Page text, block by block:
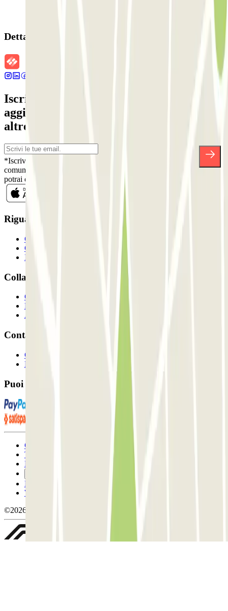
Dettagli della prenotazione
Iscriviti alla nostra Newsletter e rimani
aggiornato su sconti, concorsi e tante
altre sorprese.
*Iscrivendoti, accetti la nostra Informativa sulla Privacy per ricevere
comunicazioni commerciali da Parclick. Senza alcun impegno,
potrai disiscriverti quando vuoi direttamente dalla stessa newsletter.
Riguardo a Parclcik
Chi siamo
Come funziona?
I Nostri Parcheggi
Collaboriamo?
Collaboratori
Proprietari di parcheggio
Affiliati
Contatto
Contattaci
FAQ
Puoi utilizzare questi metodi di pagamento:
Condizioni contrattuali e di utilizzo
Termini di cancellazione
Politica sui cookies
Politica sulla privacy
Whistleblowing
©2026 Parclick. Tutti i diritti riservati